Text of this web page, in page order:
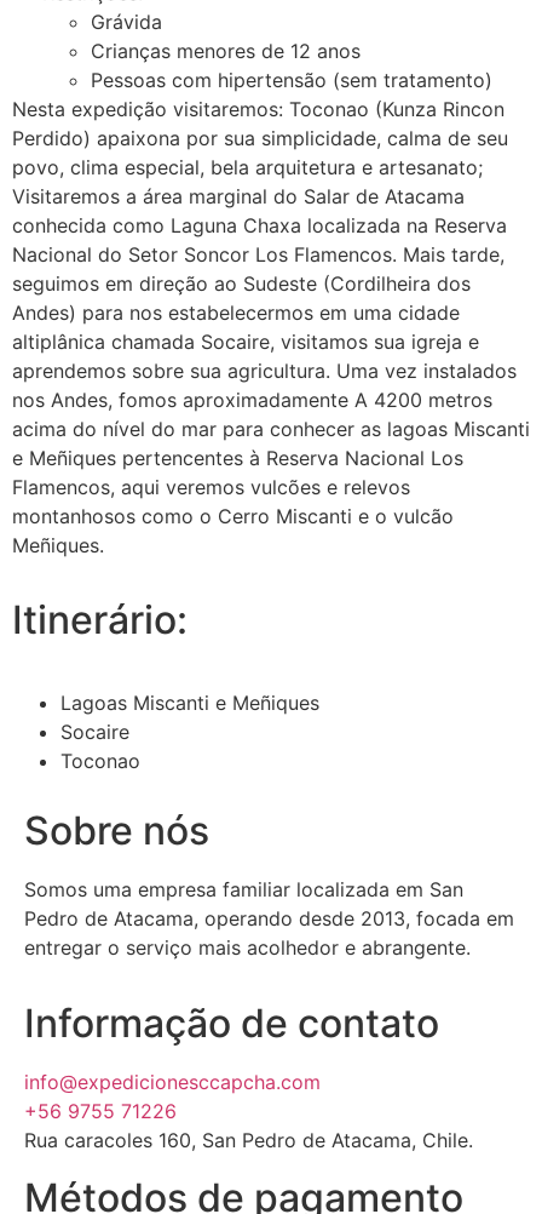
Grávida
Crianças menores de 12 anos
Pessoas com hipertensão (sem tratamento)
Nesta expedição visitaremos: Toconao (Kunza Rincon
Perdido) apaixona por sua simplicidade, calma de seu
povo, clima especial, bela arquitetura e artesanato;
Visitaremos a área marginal do Salar de Atacama
conhecida como Laguna Chaxa localizada na Reserva
Nacional do Setor Soncor Los Flamencos. Mais tarde,
seguimos em direção ao Sudeste (Cordilheira dos
Andes) para nos estabelecermos em uma cidade
altiplânica chamada Socaire, visitamos sua igreja e
aprendemos sobre sua agricultura. Uma vez instalados
nos Andes, fomos aproximadamente A 4200 metros
acima do nível do mar para conhecer as lagoas Miscanti
e Meñiques pertencentes à Reserva Nacional Los
Flamencos, aqui veremos vulcões e relevos
montanhosos como o Cerro Miscanti e o vulcão
Meñiques.
Itinerário:
Lagoas Miscanti e Meñiques
Socaire
Toconao
Sobre nós
Somos uma empresa familiar localizada em San
Pedro de Atacama, operando desde 2013, focada em
entregar o serviço mais acolhedor e abrangente.
Informação de contato
info@expedicionesccapcha.com
+56 9755 71226
Rua caracoles 160, San Pedro de Atacama, Chile.
Métodos de pagamento